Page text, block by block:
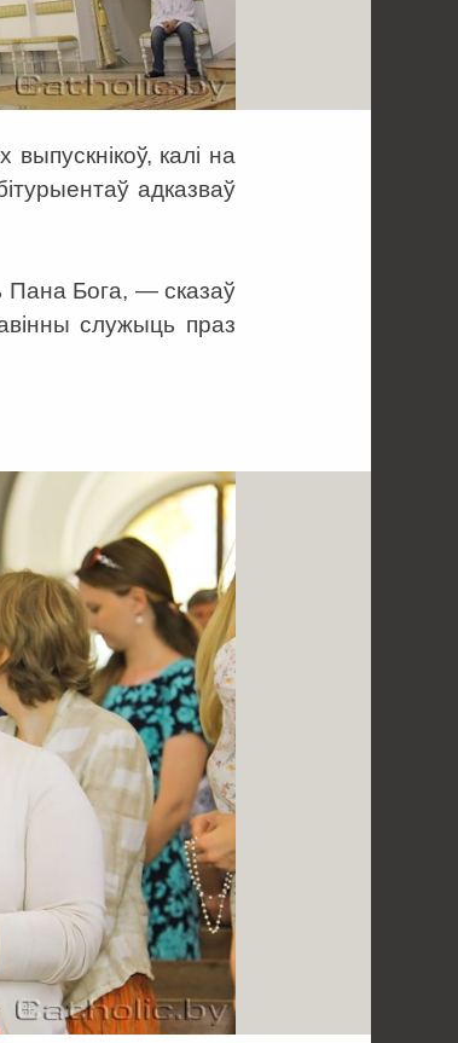
калі на
адказваў
Пана Бога, — сказаў
служыць праз